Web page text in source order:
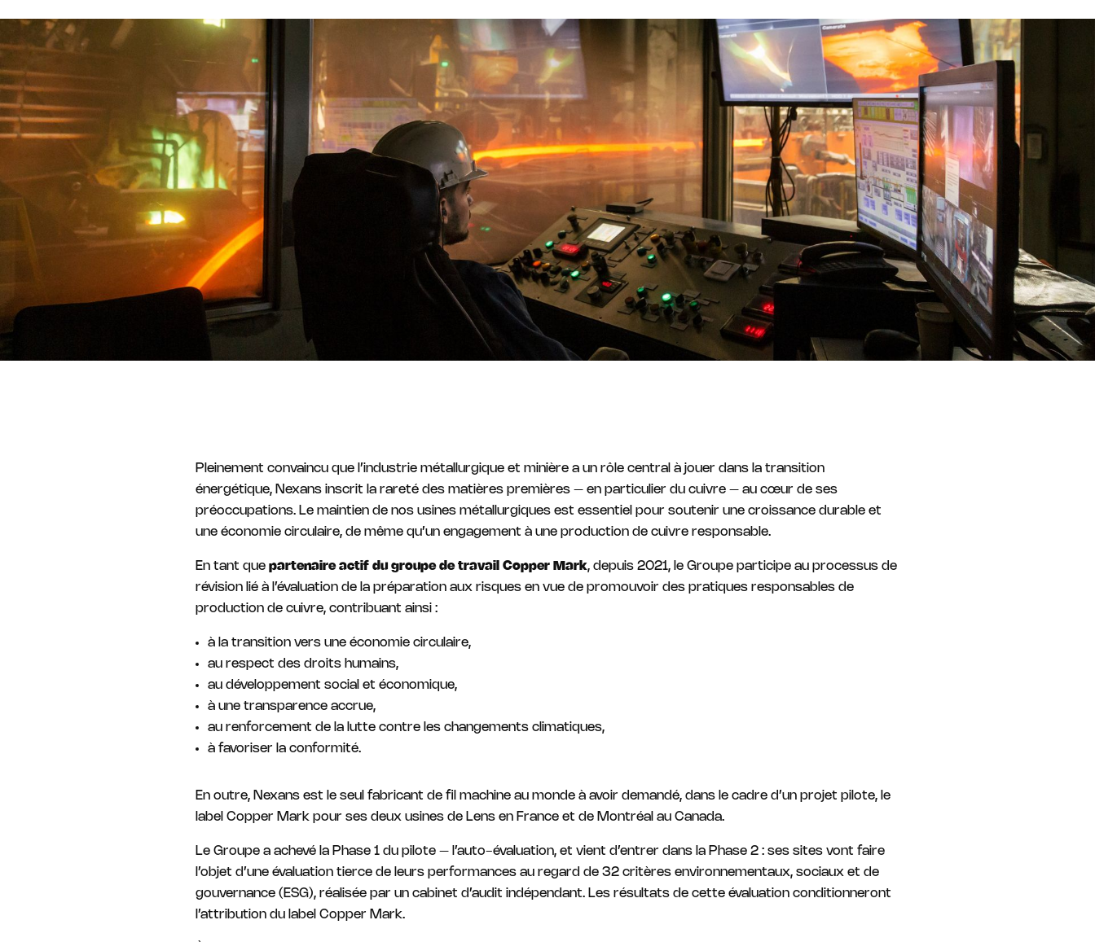
NOTRE STRATÉGIE
Pleinement convaincu que l’industrie métallurgique et minière a un rôle central à jouer dans la transition
énergétique, Nexans inscrit la rareté des matières premières – en particulier du cuivre – au cœur de ses
préoccupations. Le maintien de nos usines métallurgiques est essentiel pour soutenir une croissance durable et
une économie circulaire, de même qu’un engagement à une production de cuivre responsable.
En tant que partenaire actif du groupe de travail Copper Mark, depuis 2021, le Groupe participe au processus de
révision lié à l’évaluation de la préparation aux risques en vue de promouvoir des pratiques responsables de
production de cuivre, contribuant ainsi :
à la transition vers une économie circulaire,
au respect des droits humains,
au développement social et économique,
à une transparence accrue,
au renforcement de la lutte contre les changements climatiques,
à favoriser la conformité.
En outre, Nexans est le seul fabricant de fil machine au monde à avoir demandé, dans le cadre d’un projet pilote, le
label Copper Mark pour ses deux usines de Lens en France et de Montréal au Canada.
Le Groupe a achevé la Phase 1 du pilote – l’auto-évaluation, et vient d’entrer dans la Phase 2 : ses sites vont faire
l’objet d’une évaluation tierce de leurs performances au regard de 32 critères environnementaux, sociaux et de
gouvernance (ESG), réalisée par un cabinet d’audit indépendant. Les résultats de cette évaluation conditionneront
l’attribution du label Copper Mark.